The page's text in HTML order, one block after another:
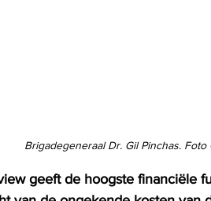
Brigadegeneraal Dr. Gil Pinchas.
geeft de hoogste financiële